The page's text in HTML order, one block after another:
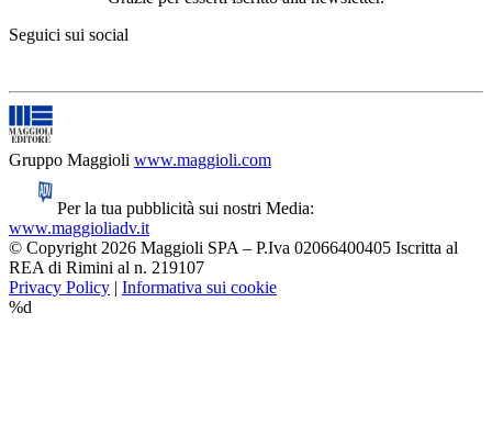
Seguici sui social
Gruppo Maggioli www.maggioli.com
Per la tua pubblicità sui nostri Media:
www.maggioliadv.it
© Copyright 2026 Maggioli SPA – P.Iva 02066400405 Iscritta al
REA di Rimini al n. 219107
Privacy Policy | Informativa sui cookie
%d